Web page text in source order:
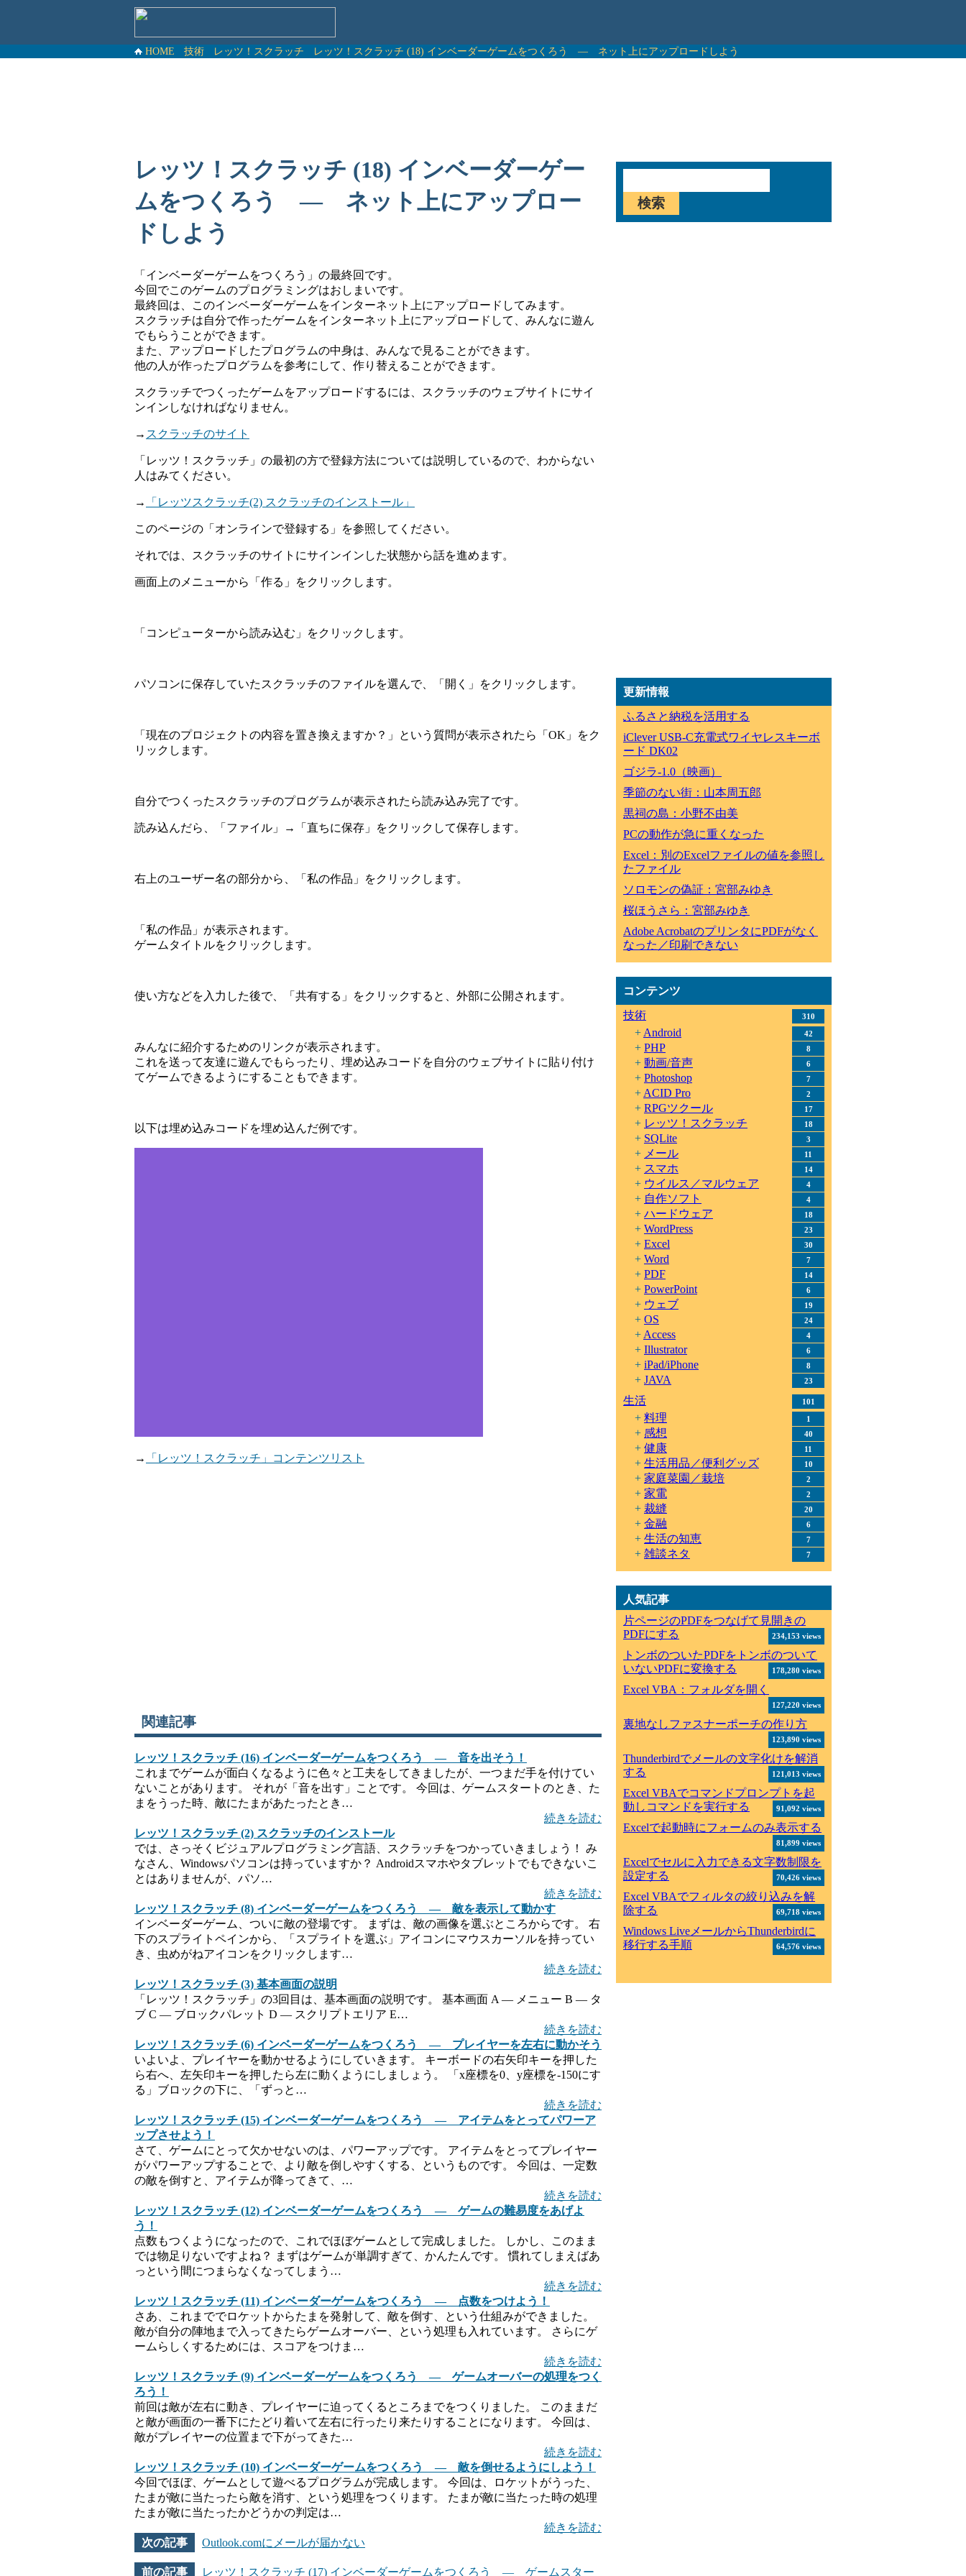
HOME 技術 レッツ！スクラッチ レッツ！スクラッチ (18) インベーダーゲームをつくろう ― ネット上にアップロードしよう
レッツ！スクラッチ (18) インベーダーゲー
ムをつくろう ― ネット上にアップロー
ドしよう
「インベーダーゲームをつくろう」の最終回です。
今回でこのゲームのプログラミングはおしまいです。
最終回は、このインベーダーゲームをインターネット上にアップロードしてみます。
スクラッチは自分で作ったゲームをインターネット上にアップロードして、みんなに遊ん
でもらうことができます。
また、アップロードしたプログラムの中身は、みんなで見ることができます。
他の人が作ったプログラムを参考にして、作り替えることができます。
スクラッチでつくったゲームをアップロードするには、スクラッチのウェブサイトにサイ
ンインしなければなりません。
→ スクラッチのサイト
「レッツ！スクラッチ」の最初の方で登録方法については説明しているので、わからない
人はみてください。
→ 「レッツスクラッチ(2) スクラッチのインストール」
このページの「オンラインで登録する」を参照してください。
それでは、スクラッチのサイトにサインインした状態から話を進めます。
画面上のメニューから「作る」をクリックします。
「コンピューターから読み込む」をクリックします。
パソコンに保存していたスクラッチのファイルを選んで、「開く」をクリックします。
「現在のプロジェクトの内容を置き換えますか？」という質問が表示されたら「OK」をク
リックします。
自分でつくったスクラッチのプログラムが表示されたら読み込み完了です。
読み込んだら、「ファイル」→「直ちに保存」をクリックして保存します。
右上のユーザー名の部分から、「私の作品」をクリックします。
「私の作品」が表示されます。
ゲームタイトルをクリックします。
使い方などを入力した後で、「共有する」をクリックすると、外部に公開されます。
みんなに紹介するためのリンクが表示されます。
これを送って友達に遊んでもらったり、埋め込みコードを自分のウェブサイトに貼り付け
てゲームできるようにすることもできます。
以下は埋め込みコードを埋め込んだ例です。
→ 「レッツ！スクラッチ」コンテンツリスト
関連記事
レッツ！スクラッチ (16) インベーダーゲームをつくろう ― 音を出そう！
これまでゲームが面白くなるように色々と工夫をしてきましたが、一つまだ手を付けてい
ないことがあります。 それが「音を出す」ことです。 今回は、ゲームスタートのとき、た
まをうった時、敵にたまがあたったとき…
続きを読む
レッツ！スクラッチ (2) スクラッチのインストール
では、さっそくビジュアルプログラミング言語、スクラッチをつかっていきましょう！ み
なさん、Windowsパソコンは持っていますか？ Androidスマホやタブレットでもできないこ
とはありませんが、パソ…
続きを読む
レッツ！スクラッチ (8) インベーダーゲームをつくろう ― 敵を表示して動かす
インベーダーゲーム、ついに敵の登場です。 まずは、敵の画像を選ぶところからです。 右
下のスプライトペインから、「スプライトを選ぶ」アイコンにマウスカーソルを持ってい
き、虫めがねアイコンをクリックします…
続きを読む
レッツ！スクラッチ (3) 基本画面の説明
「レッツ！スクラッチ」の3回目は、基本画面の説明です。 基本画面 A — メニュー B — タ
ブ C — ブロックパレット D — スクリプトエリア E…
続きを読む
レッツ！スクラッチ (6) インベーダーゲームをつくろう ― プレイヤーを左右に動かそう
いよいよ、プレイヤーを動かせるようにしていきます。 キーボードの右矢印キーを押した
ら右へ、左矢印キーを押したら左に動くようにしましょう。 「x座標を0、y座標を-150にす
る」ブロックの下に、「ずっと…
続きを読む
レッツ！スクラッチ (15) インベーダーゲームをつくろう ― アイテムをとってパワーア
ップさせよう！
さて、ゲームにとって欠かせないのは、パワーアップです。 アイテムをとってプレイヤー
がパワーアップすることで、より敵を倒しやすくする、というものです。 今回は、一定数
の敵を倒すと、アイテムが降ってきて、…
続きを読む
レッツ！スクラッチ (12) インベーダーゲームをつくろう ― ゲームの難易度をあげよ
う！
点数もつくようになったので、これでほぼゲームとして完成しました。 しかし、このまま
では物足りないですよね？ まずはゲームが単調すぎて、かんたんです。 慣れてしまえばあ
っという間につまらなくなってしまう…
続きを読む
レッツ！スクラッチ (11) インベーダーゲームをつくろう ― 点数をつけよう！
さあ、これまででロケットからたまを発射して、敵を倒す、という仕組みができました。
敵が自分の陣地まで入ってきたらゲームオーバー、という処理も入れています。 さらにゲ
ームらしくするためには、スコアをつけま…
続きを読む
レッツ！スクラッチ (9) インベーダーゲームをつくろう ― ゲームオーバーの処理をつく
ろう！
前回は敵が左右に動き、プレイヤーに迫ってくるところまでをつくりました。 このままだ
と敵が画面の一番下にたどり着いて左右に行ったり来たりすることになります。 今回は、
敵がプレイヤーの位置まで下がってきた…
続きを読む
レッツ！スクラッチ (10) インベーダーゲームをつくろう ― 敵を倒せるようにしよう！
今回でほぼ、ゲームとして遊べるプログラムが完成します。 今回は、ロケットがうった、
たまが敵に当たったら敵を消す、という処理をつくります。 たまが敵に当たった時の処理
たまが敵に当たったかどうかの判定は…
続きを読む
Outlook.comにメールが届かない
レッツ！スクラッチ (17) インベーダーゲームをつくろう ― ゲームスター
更新情報
ふるさと納税を活用する
iClever USB-C充電式ワイヤレスキーボ
ード DK02
ゴジラ-1.0（映画）
季節のない街：山本周五郎
黒祠の島：小野不由美
PCの動作が急に重くなった
Excel：別のExcelファイルの値を参照し
たファイル
ソロモンの偽証：宮部みゆき
桜ほうさら：宮部みゆき
Adobe AcrobatのプリンタにPDFがなく
なった／印刷できない
コンテンツ
技術
310
Android 42
PHP 8
動画/音声 6
Photoshop 7
ACID Pro 2
RPGツクール 17
レッツ！スクラッチ 18
SQLite 3
メール 11
スマホ 14
ウイルス／マルウェア 4
自作ソフト 4
ハードウェア 18
WordPress 23
Excel 30
Word 7
PDF 14
PowerPoint 6
ウェブ 19
OS 24
Access 4
Illustrator 6
iPad/iPhone 8
JAVA 23
生活 101
料理 1
感想 40
健康 11
生活用品／便利グッズ 10
家庭菜園／栽培 2
家電 2
裁縫 20
金融 6
生活の知恵 7
雑談ネタ 7
人気記事
片ページのPDFをつなげて見開きの
PDFにする
234,153 views
トンボのついたPDFをトンボのついて
いないPDFに変換する
178,280 views
Excel VBA：フォルダを開く
127,220 views
裏地なしファスナーポーチの作り方
123,890 views
Thunderbirdでメールの文字化けを解消
する
121,013 views
Excel VBAでコマンドプロンプトを起
動しコマンドを実行する
91,092 views
Excelで起動時にフォームのみ表示する
81,899 views
Excelでセルに入力できる文字数制限を
設定する
70,426 views
Excel VBAでフィルタの絞り込みを解
除する
69,718 views
Windows LiveメールからThunderbirdに
移行する手順
64,576 views